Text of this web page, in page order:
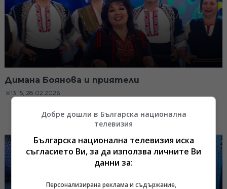
Димана Боянова и приятели
13:15, 28.02.2026
Добре дошли в Българска национална
телевизия
Българска национална телевизия иска
съгласието Ви, за да използва личните Ви
данни за:
Персонализирана реклама и съдържание,